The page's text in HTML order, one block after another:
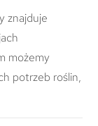
znajduje
możemy
potrzeb roślin,